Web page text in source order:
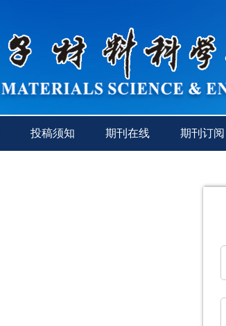
投稿须知 期刊在线 期刊订阅